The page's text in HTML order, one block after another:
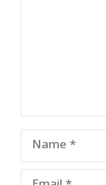
Name
Email